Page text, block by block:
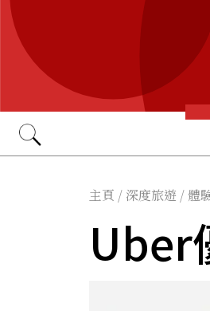
主頁 / 深度旅遊 /體
Uber